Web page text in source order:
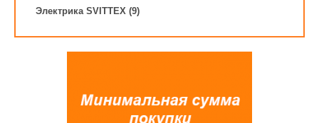
Электрика SVITTEX (9)